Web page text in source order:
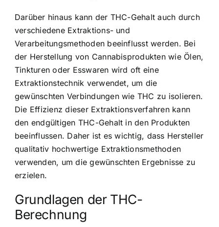
Darüber hinaus kann der THC-Gehalt auch durch
verschiedene Extraktions- und
Verarbeitungsmethoden beeinflusst werden. Bei
der Herstellung von Cannabisprodukten wie Ölen,
Tinkturen oder Esswaren wird oft eine
Extraktionstechnik verwendet, um die
gewünschten Verbindungen wie THC zu isolieren.
Die Effizienz dieser Extraktionsverfahren kann
den endgültigen THC-Gehalt in den Produkten
beeinflussen. Daher ist es wichtig, dass Hersteller
qualitativ hochwertige Extraktionsmethoden
verwenden, um die gewünschten Ergebnisse zu
erzielen.
Grundlagen der THC-
Berechnung